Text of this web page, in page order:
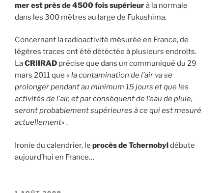
mer est près de 4500 fois supérieurà la normale
dans les 300 mètres au large de Fukushima.
Concernant la radioactivité mésurée en France, de
légères traces ont été détéctée à plusieurs endroits.
LaCRIIRAD précise que dans un communiqué du 29
mars 2011 que « la contamination de l’air va se
prolonger pendant au minimum 15 jours et que les
activités de l’air, et par conséquent de l’eau de pluie,
seront probablement supérieures à ce qui est mesuré
actuellement« .
Ironie du calendrier, le procès de Tchernobyldébute
aujourd’hui en France…